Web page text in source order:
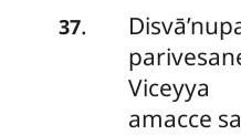
37.
amacce